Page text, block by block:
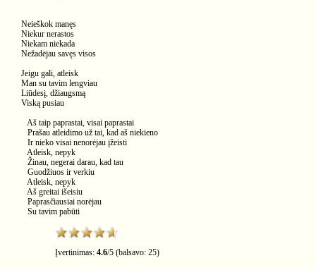
Neieškok manęs
Niekur nerastos
Niekam niekada
Nežadėjau savęs visos
Jeigu gali, atleisk
Man su tavim lengviau
Liūdesį, džiaugsmą
Viską pusiau
Aš taip paprastai, visai paprastai
Prašau atleidimo už tai, kad aš niekieno
Ir nieko visai nenorėjau įžeisti
Atleisk, nepyk
Žinau, negerai darau, kad tau
Guodžiuos ir verkiu
Atleisk, nepyk
Aš greitai išeisiu
Paprasčiausiai norėjau
Su tavim pabūti
Įvertinimas: 4.6/5 (balsavo: 25)